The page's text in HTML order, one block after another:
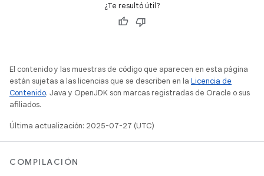
¿Te resultó útil?
El contenido y las muestras de código que aparecen en esta página
están sujetas a las licencias que se describen en la Licencia de
Contenido. Java y OpenJDK son marcas registradas de Oracle o sus
afiliados.
Última actualización: 2025-07-27 (UTC)
COMPILACIÓN